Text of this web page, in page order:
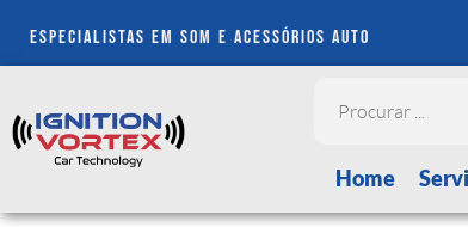
especialistas em som e acessórios auto
Home